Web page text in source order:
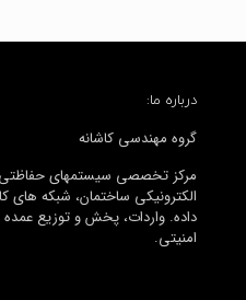
درباره ما:
گروه مهندسی کاشانه
مرکز تخصصی سیستمهای حفاظتی
الکترونیکی ساختمان، شبکه های
داده. واردات، پخش و توزیع
امنیتی.